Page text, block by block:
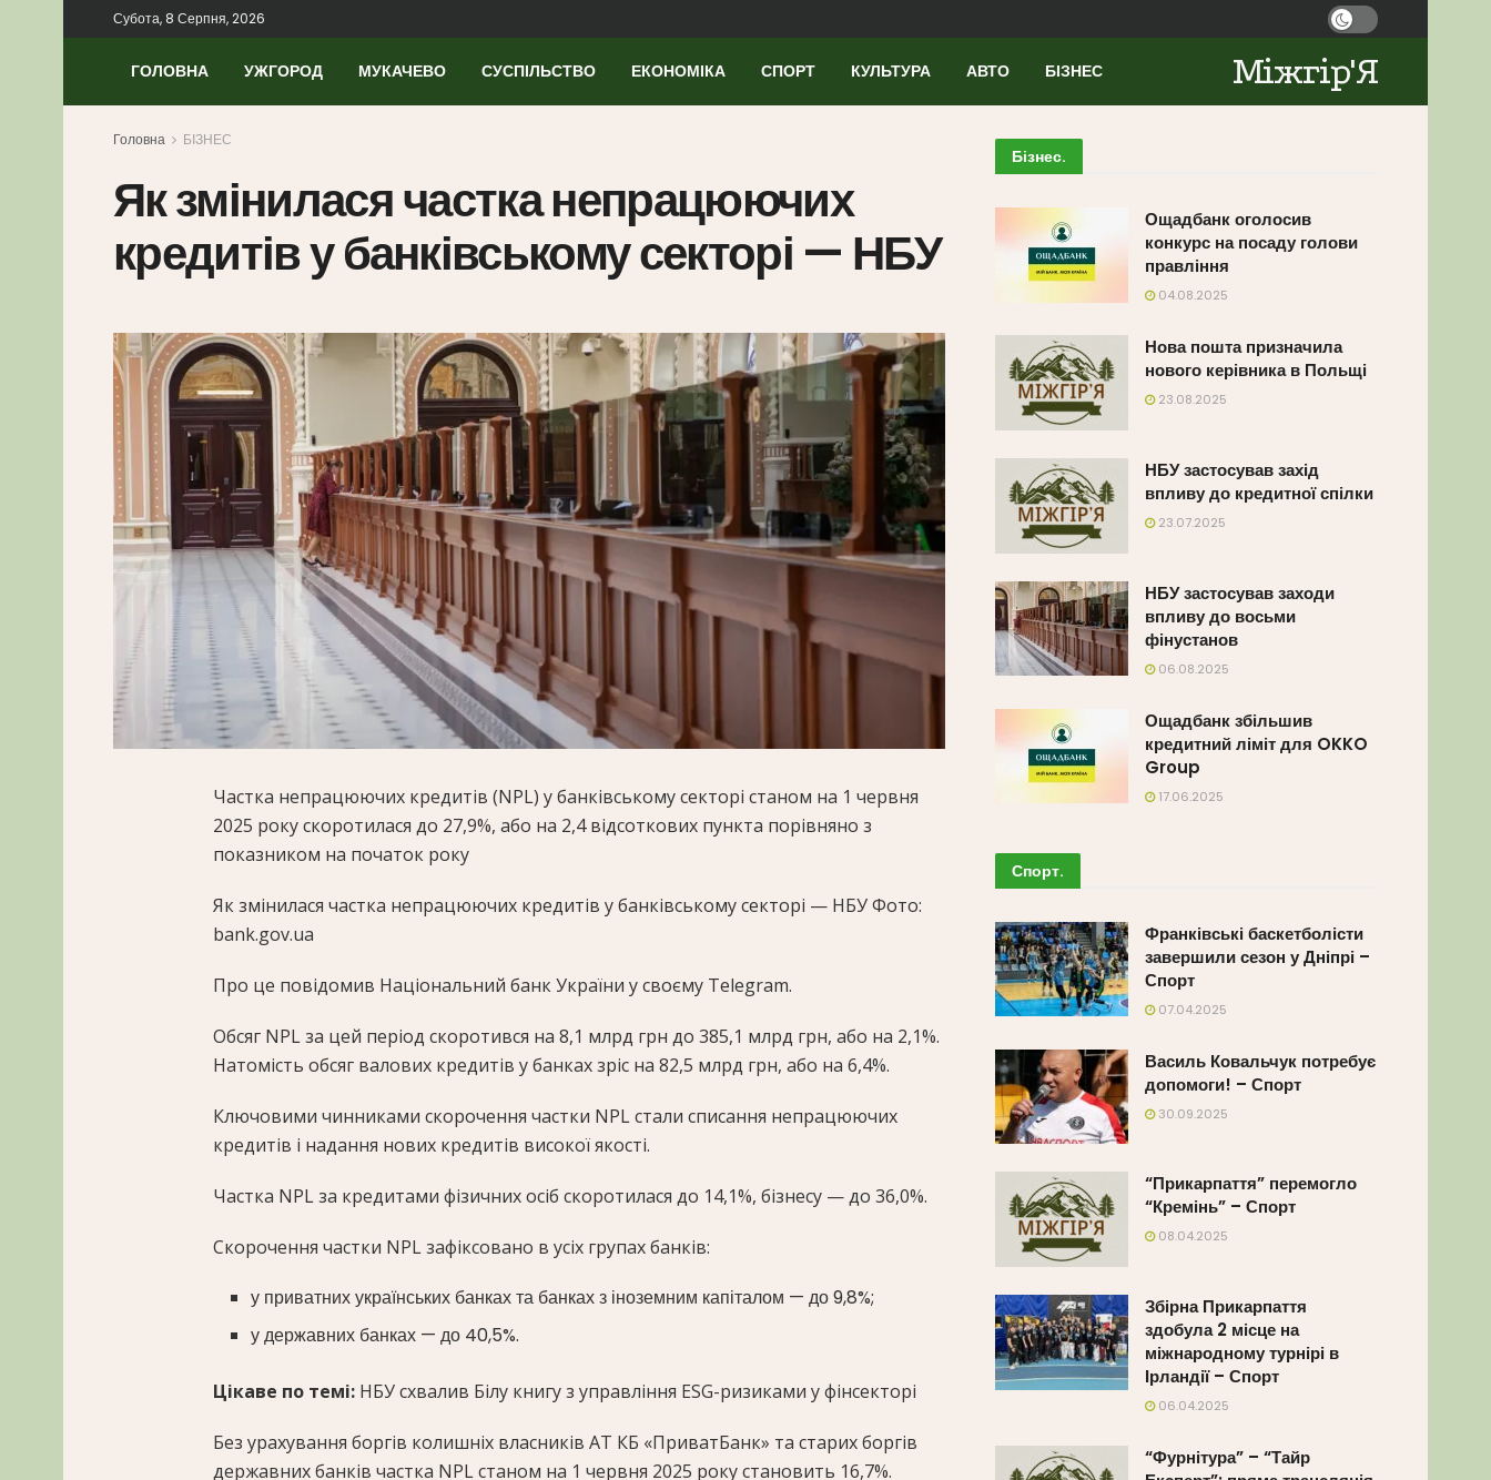
Субота, 8 Серпня, 2026
ГОЛОВНА УЖГОРОД МУКАЧЕВО СУСПІЛЬСТВО ЕКОНОМІКА СПОРТ КУЛЬТУРА АВТО БІЗНЕС Міжгір'Я
Головна БІЗНЕС
Як змінилася частка непрацюючих
кредитів у банківському секторі — НБУ
Частка непрацюючих кредитів (NPL) у банківському секторі станом на 1 червня
2025 року скоротилася до 27,9%, або на 2,4 відсоткових пункта порівняно з
показником на початок року
Як змінилася частка непрацюючих кредитів у банківському секторі — НБУ Фото:
bank.gov.ua
Про це повідомив Національний банк України у своєму Telegram.
Обсяг NPL за цей період скоротився на 8,1 млрд грн до 385,1 млрд грн, або на 2,1%.
Натомість обсяг валових кредитів у банках зріс на 82,5 млрд грн, або на 6,4%.
Ключовими чинниками скорочення частки NPL стали списання непрацюючих
кредитів і надання нових кредитів високої якості.
Частка NPL за кредитами фізичних осіб скоротилася до 14,1%, бізнесу — до 36,0%.
Скорочення частки NPL зафіксовано в усіх групах банків:
у приватних українських банках та банках з іноземним капіталом — до 9,8%;
у державних банках — до 40,5%.
Цікаве по темі: НБУ схвалив Білу книгу з управління ESG-ризиками у фінсекторі
Без урахування боргів колишніх власників АТ КБ «ПриватБанк» та старих боргів
державних банків частка NPL станом на 1 червня 2025 року становить 16,7%.
Бізнес.
Ощадбанк оголосив
конкурс на посаду голови
правління
04.08.2025
Нова пошта призначила
нового керівника в Польщі
23.08.2025
НБУ застосував захід
впливу до кредитної спілки
23.07.2025
НБУ застосував заходи
впливу до восьми
фінустанов
06.08.2025
Ощадбанк збільшив
кредитний ліміт для OKKO
Group
17.06.2025
Спорт.
Франківські баскетболісти
завершили сезон у Дніпрі –
Спорт
07.04.2025
Василь Ковальчук потребує
допомоги! – Спорт
30.09.2025
“Прикарпаття” перемогло
“Кремінь” – Спорт
08.04.2025
Збірна Прикарпаття
здобула 2 місце на
міжнародному турнірі в
Ірландії – Спорт
06.04.2025
“Фурнітура” – “Тайр